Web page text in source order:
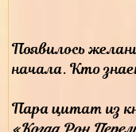
Появилось
начала. Кто
Пара цитат из